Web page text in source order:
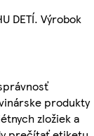
DETÍ. Výrobok
produkty
zložiek a